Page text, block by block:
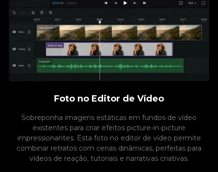
Foto no Editor de Vídeo
Sobreponha imagens estáticas em fundos de vídeo
existentes para criar efeitos picture-in-picture
impressionantes. Esta foto no editor de vídeo permite
combinar retratos com cenas dinâmicas, perfeitas para
vídeos de reação, tutoriais e narrativas criativas.